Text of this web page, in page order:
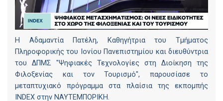
Η Αδαμαντία Πατέλη, Καθηγήτρια του Τμήματος
Πληροφορικής του Ιονίου Πανεπιστημίου και διευθύντρια
του ΔΠΜΣ "Ψηφιακές Τεχνολογίες στη Διοίκηση της
Φιλοξενίας και τον Τουρισμό", παρουσίασε το
μεταπτυχιακό πρόγραμμα στα πλαίσια της εκπομπής
INDEX στην ΝΑΥΤΕΜΠΟΡΙΚΗ.